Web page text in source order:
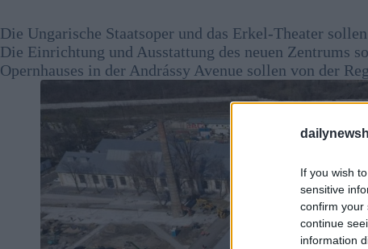
If you wish
sensitive
confirm your
continue
information
Die Ungarische Staatsoper und das Erkel-Theater
Die Einrichtung und Ausstattung des neuen Zentrums
Opernhauses in der Andrássy Avenue sollen von der